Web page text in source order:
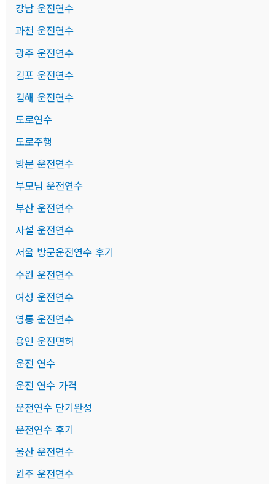
강남 운전연수
과천 운전연수
광주 운전연수
김포 운전연수
김해 운전연수
도로연수
도로주행
방문 운전연수
부모님 운전연수
부산 운전연수
사설 운전연수
서울 방문운전연수 후기
수원 운전연수
여성 운전연수
영통 운전연수
용인 운전면허
운전 연수
운전 연수 가격
운전연수 단기완성
운전연수 후기
울산 운전연수
원주 운전연수